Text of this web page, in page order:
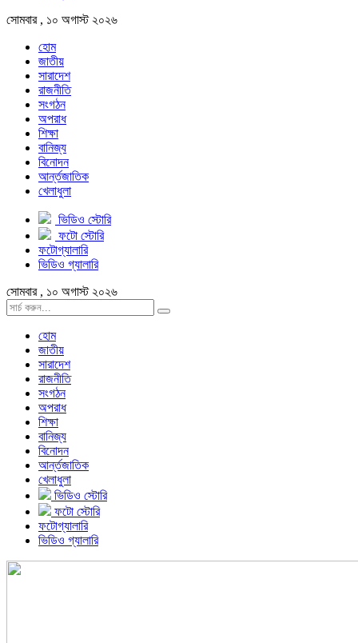
সোমবার , ১০ অগাস্ট ২০২৬
হোম
জাতীয়
সারাদেশ
রাজনীতি
সংগঠন
অপরাধ
শিক্ষা
বানিজ্য
বিনোদন
আর্ন্তজাতিক
খেলাধুলা
ভিডিও স্টোরি
ফটো স্টোরি
ফটোগ্যালারি
ভিডিও গ্যালারি
সোমবার , ১০ অগাস্ট ২০২৬
হোম
জাতীয়
সারাদেশ
রাজনীতি
সংগঠন
অপরাধ
শিক্ষা
বানিজ্য
বিনোদন
আর্ন্তজাতিক
খেলাধুলা
ভিডিও স্টোরি
ফটো স্টোরি
ফটোগ্যালারি
ভিডিও গ্যালারি